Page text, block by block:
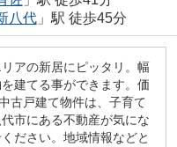
八代」駅 徒歩45分
アの新居にピッタリ。幅
建てる事ができます。価
古戸建て物件は、子育て
市にある不動産が気にな
ださい。地域情報などと